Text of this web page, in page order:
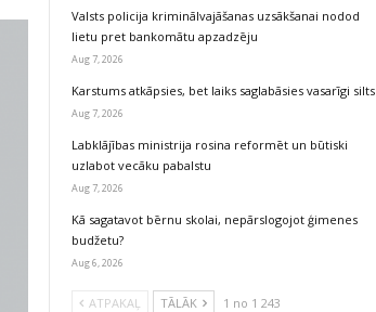
Valsts policija kriminālvajāšanas uzsākšanai nodod
lietu pret bankomātu apzadzēju
Aug 7, 2026
Karstums atkāpsies, bet laiks saglabāsies vasarīgi silts
Aug 7, 2026
Labklājības ministrija rosina reformēt un būtiski
uzlabot vecāku pabalstu
Aug 7, 2026
Kā sagatavot bērnu skolai, nepārslogojot ģimenes
budžetu?
Aug 6, 2026
ATPAKAĻ TĀLĀK 1 no 1 243